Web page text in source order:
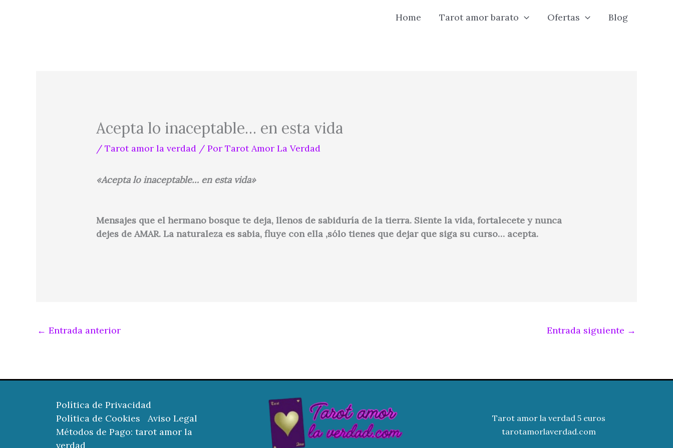
Home Tarot amor barato Ofertas Blog
Acepta lo inaceptable… en esta vida
/Tarot amor la verdad / PorTarot Amor La Verdad
«Acepta lo inaceptable… en esta vida»
Mensajes que el hermano bosque te deja, llenos de sabiduría de la tierra. Siente la vida, fortalecete y nunca
dejes de AMAR. La naturaleza es sabia, fluye con ella ,sólo tienes que dejar que siga su curso… acepta.
← Entrada anterior Entrada siguiente →
Política de Privacidad
Política de Cookies
Aviso Legal
Métodos de Pago: tarot amor la
verdad
Tarot amor la verdad 5 euros
tarotamorlaverdad.com